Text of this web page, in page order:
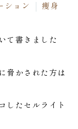
ション 痩身
て書きました
脅かされた方は
したセルライト